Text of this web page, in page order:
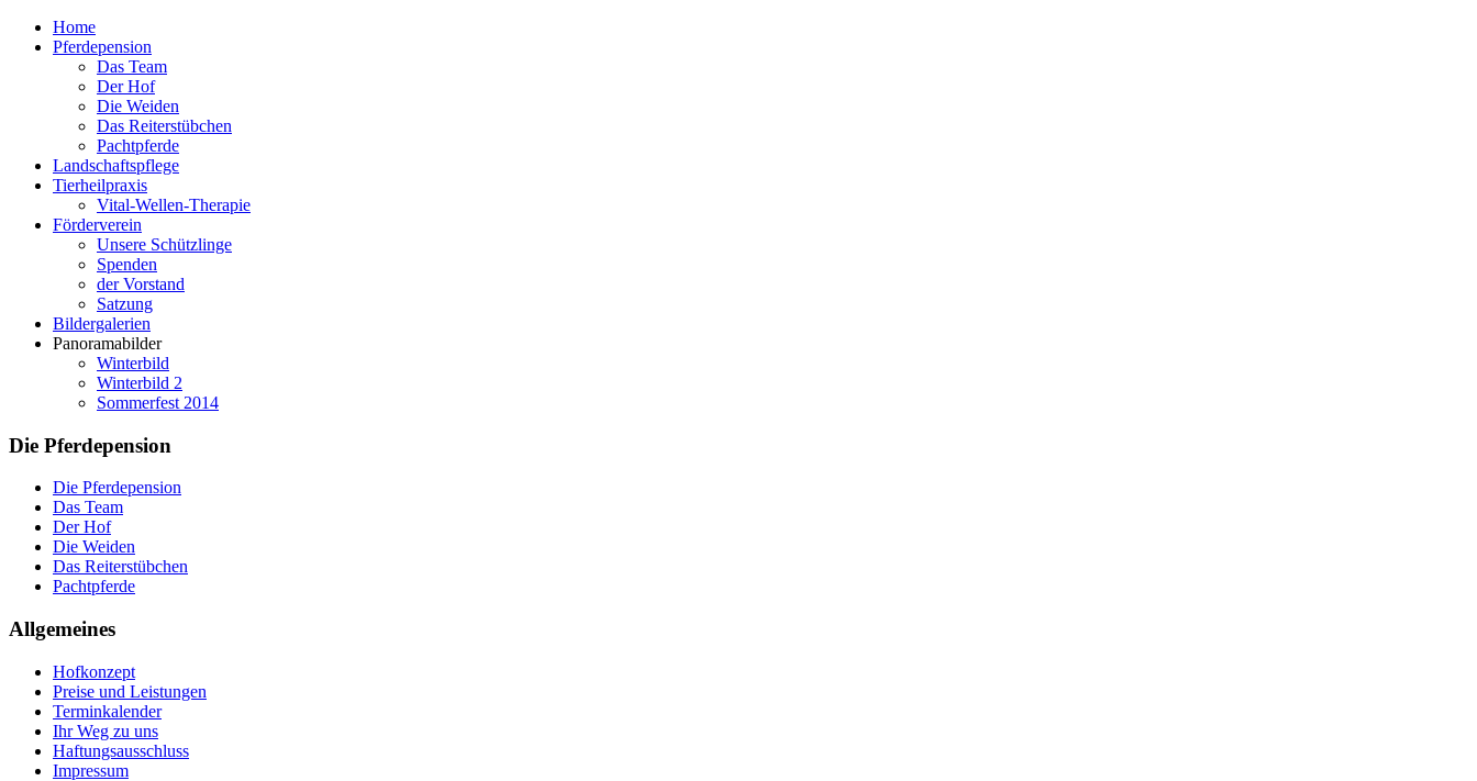
Home
Pferdepension
Das Team
Der Hof
Die Weiden
Das Reiterstübchen
Pachtpferde
Landschaftspflege
Tierheilpraxis
Vital-Wellen-Therapie
Förderverein
Unsere Schützlinge
Spenden
der Vorstand
Satzung
Bildergalerien
Panoramabilder
Winterbild
Winterbild 2
Sommerfest 2014
Die Pferdepension
Die Pferdepension
Das Team
Der Hof
Die Weiden
Das Reiterstübchen
Pachtpferde
Allgemeines
Hofkonzept
Preise und Leistungen
Terminkalender
Ihr Weg zu uns
Haftungsausschluss
Impressum